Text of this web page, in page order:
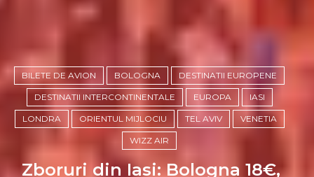
BILETE DE AVION BOLOGNA DESTINATII EUROPENE
DESTINATII INTERCONTINENTALE EUROPA IASI
LONDRA ORIENTUL MIJLOCIU TEL AVIV VENETIA
WIZZ AIR
Zboruri din Iasi: Bologna 18€,